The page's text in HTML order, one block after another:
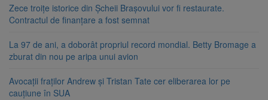
Zece troițe istorice din Șcheii Brașovului vor fi restaurate.
Contractul de finanțare a fost semnat
La 97 de ani, a doborât propriul record mondial. Betty Bromage a
zburat din nou pe aripa unui avion
Avocații fraților Andrew și Tristan Tate cer eliberarea lor pe
cauțiune în SUA